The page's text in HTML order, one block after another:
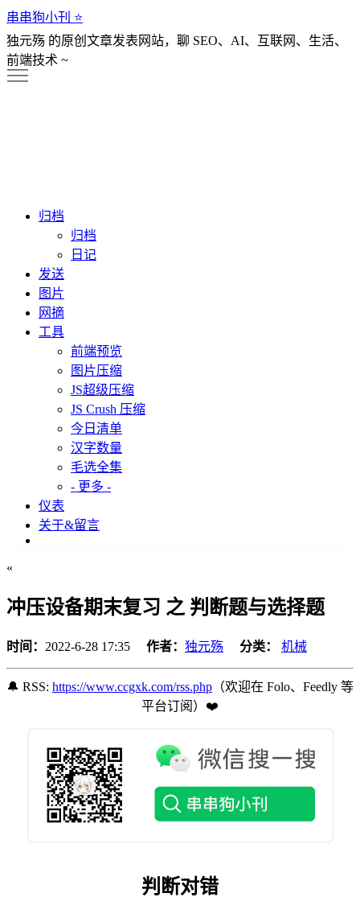
串串狗小刊 ⭐️
独元殇 的原创文章发表网站，聊 SEO、AI、互联网、生活、
前端技术 ~
归档
归档
日记
发送
图片
网摘
工具
前端预览
图片压缩
JS超级压缩
JS Crush 压缩
今日清单
汉字数量
毛选全集
- 更多 -
仪表
关于&留言
«
冲压设备期末复习 之 判断题与选择题
时间： 2022-6-28 17:35 作者： 独元殇 分类： 机械
🔔 RSS: https://www.ccgxk.com/rss.php （欢迎在 Folo、Feedly 等
平台订阅️）❤️
判断对错